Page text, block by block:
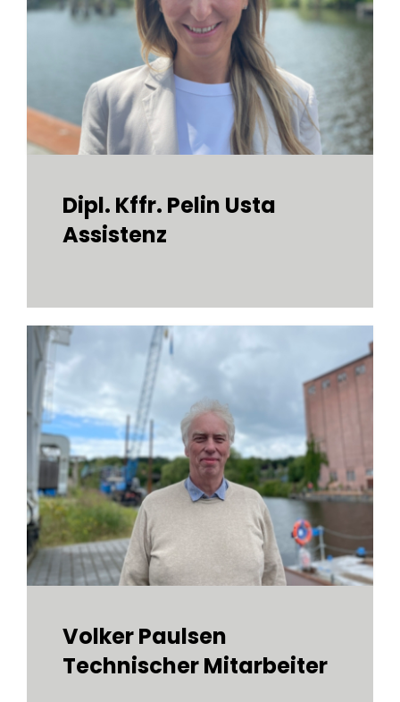
Dipl. Kffr. Pelin Usta
Assistenz
Volker Paulsen
Technischer Mitarbeiter